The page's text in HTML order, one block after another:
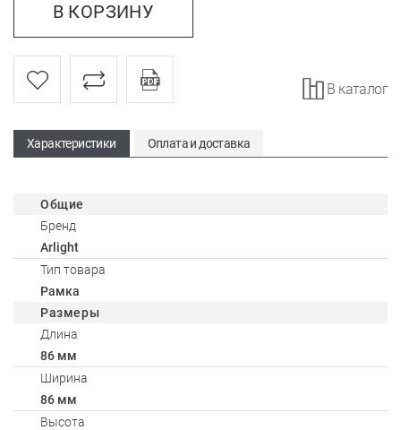
В КОРЗИНУ
В каталог
Характеристики Оплата и доставка
Общие
Бренд
Arlight
Тип товара
Рамка
Размеры
Длина
86 мм
Ширина
86 мм
Высота